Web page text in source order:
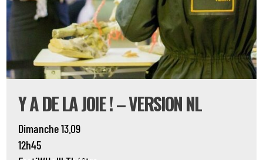
Y A DE LA JOIE ! – VERSION NL
Dimanche 13.09
12h45